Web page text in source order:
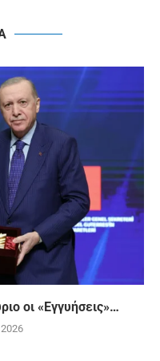
οι «Εγγυήσεις»…